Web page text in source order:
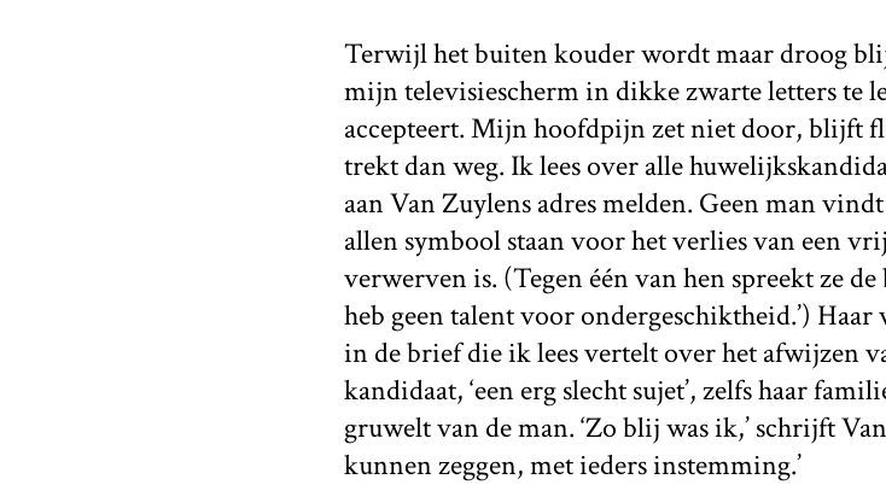
Terwijl het buiten kouder wordt maar droog
mijn televisiescherm in dikke zwarte letters te
accepteert. Mijn hoofdpijn zet niet door, blijft
trekt dan weg. Ik lees over alle
aan Van Zuylens adres melden. Geen man
allen symbool staan voor het verlies van een
verwerven is. (Tegen één van hen spreekt ze
heb geen talent voor ondergeschiktheid.’)
in de brief die ik lees vertelt over het afwijzen
kandidaat, ‘een erg slecht sujet’, zelfs haar
gruwelt van de man. ‘Zo blij was ik,’ schrijft
kunnen zeggen, met ieders instemming.’